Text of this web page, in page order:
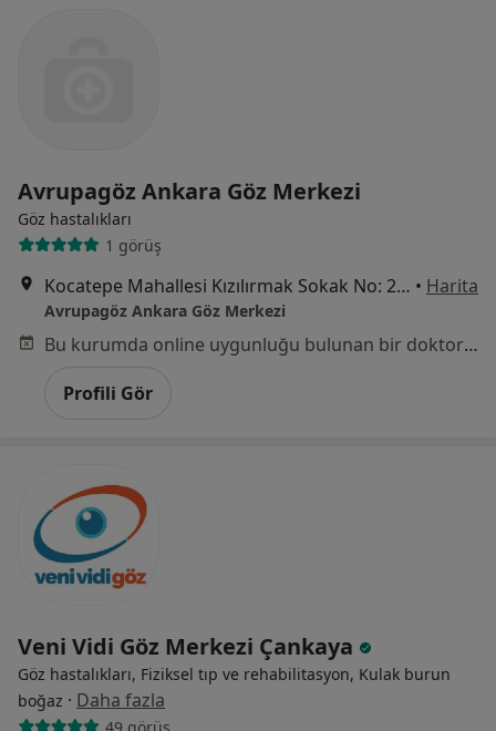
Avrupagöz Ankara Göz Merkezi
Göz hastalıkları
1 görüş
Kocatepe Mahallesi Kızılırmak Sokak No: 25, Çankaya • Harita
Avrupagöz Ankara Göz Merkezi
Bu kurumda online uygunluğu bulunan bir doktor veya uzman bulunamadı
Profili Gör
Veni Vidi Göz Merkezi Çankaya
Göz hastalıkları, Fiziksel tıp ve rehabilitasyon, Kulak burun
boğaz · Daha fazla
49 görüş